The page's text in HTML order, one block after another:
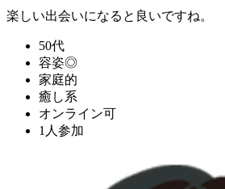
楽しい出会いになると良いですね。
50代
容姿◎
家庭的
癒し系
オンライン可
1人参加